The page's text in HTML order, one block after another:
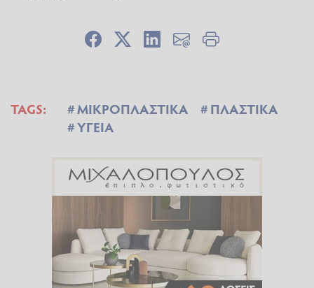
TAGS: ΜΙΚΡΟΠΛΑΣΤΙΚΑ
ΠΛΑΣΤΙΚΑ
ΥΓΕΙΑ